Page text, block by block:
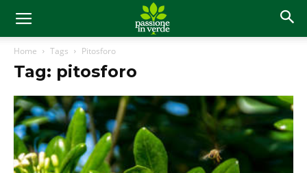
Home Tags Pitosforo
Tag: pitosforo